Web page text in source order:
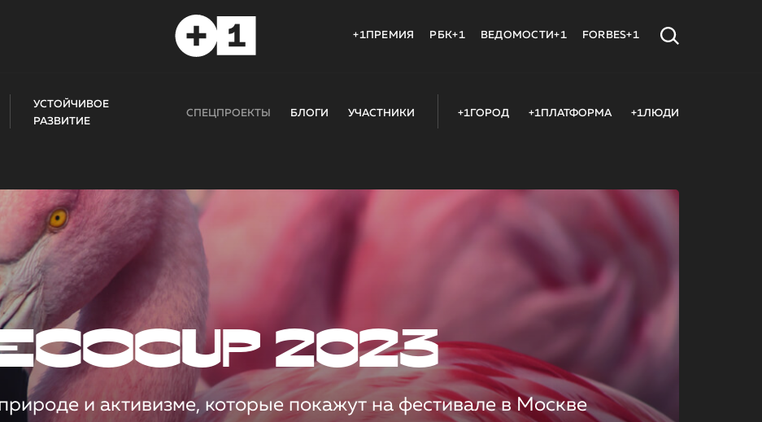
+1ПРЕМИЯ РБК+1 ВЕДОМОСТИ+1 FORBES+1
УСТОЙЧИВОЕ
РАЗВИТИЕ
СПЕЦПРОЕКТЫ БЛОГИ УЧАСТНИКИ +1ГОРОД +1ПЛАТФОРМА +1ЛЮДИ
2023
и активизме, которые покажут на фестивале в Москве